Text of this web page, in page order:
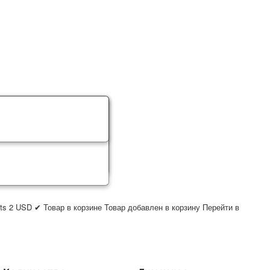
2 USD ✔ Товар в корзине Товар добавлен в корзину Перейти в